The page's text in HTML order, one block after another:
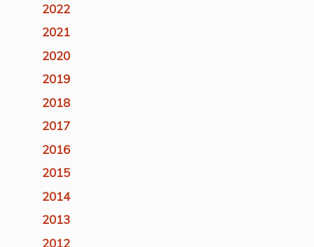
2022
2021
2020
2019
2018
2017
2016
2015
2014
2013
2012